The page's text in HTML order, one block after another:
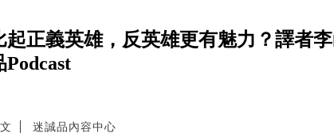
起正義英雄，反英雄更有魅力？譯者
Podcast
迷誠品內容中心